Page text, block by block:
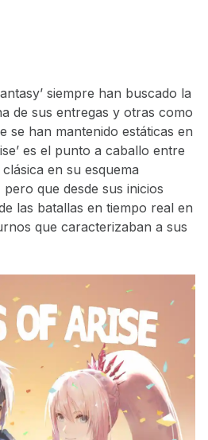
siempre han buscado la
de sus entregas y otras como
se han mantenido estáticas en
es el punto a caballo entre
en su esquema
que desde sus inicios
las batallas en tiempo real en
que caracterizaban a sus